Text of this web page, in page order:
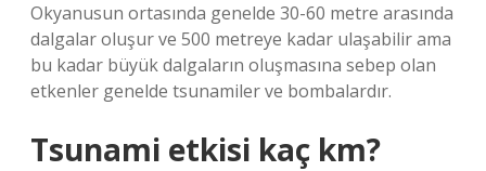
Okyanusun ortasında genelde 30-60 metre arasında
dalgalar oluşur ve 500 metreye kadar ulaşabilir ama
bu kadar büyük dalgaların oluşmasına sebep olan
etkenler genelde tsunamiler ve bombalardır.
Tsunami etkisi kaç km?